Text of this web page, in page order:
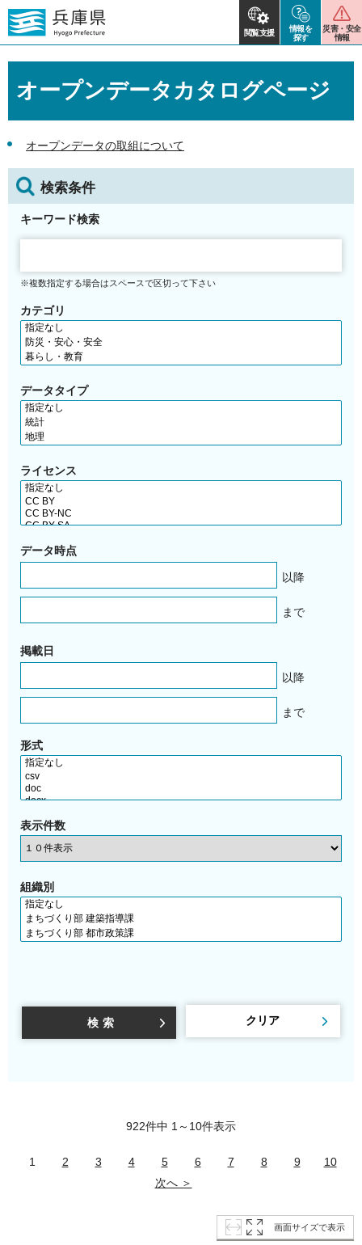
閲覧支援
情報を
探す
災害・安全
情報
オープンデータカタログページ
オープンデータの取組について
検索条件
キーワード検索
※複数指定する場合はスペースで区切って下さい
カテゴリ
データタイプ
ライセンス
データ時点
以降
まで
掲載日
以降
まで
形式
表示件数
組織別
922件中 1～10件表示
1 2 3 4 5 6 7 8 9
10
次へ ＞
画面サイズで表示